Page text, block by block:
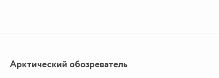
Арктический обозреватель